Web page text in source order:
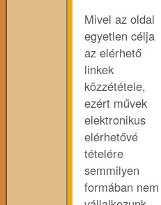
Mivel az oldal
egyetlen célja
az elérhető
linkek
közzététele,
ezért művek
elektronikus
elérhetővé
tételére
semmilyen
formában nem